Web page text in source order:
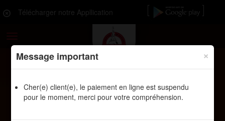
Télécharger notre Appllication
navigation
Message important ×
Cher(e) client(e), le paiement en ligne est suspendu
pour le moment, merci pour votre compréhension.